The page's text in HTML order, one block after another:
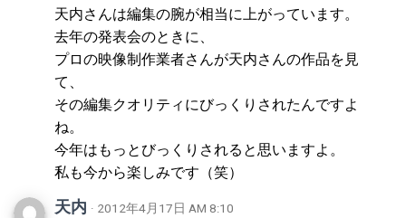
天内さんは編集の腕が相当に上がっています。
去年の発表会のときに、
プロの映像制作業者さんが天内さんの作品を見
て、
その編集クオリティにびっくりされたんですよ
ね。
今年はもっとびっくりされると思いますよ。
私も今から楽しみです（笑）
天内 · 2012年4月17日 AM 8:10